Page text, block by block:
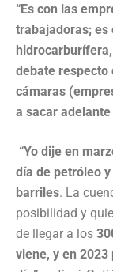
“Es con las
trabajadoras; es
debate respecto
cámaras
a sacar adelante
“Yo dije en
día de petróleo
barriles. La
posibilidad y
de llegar a los
viene, y en 2023